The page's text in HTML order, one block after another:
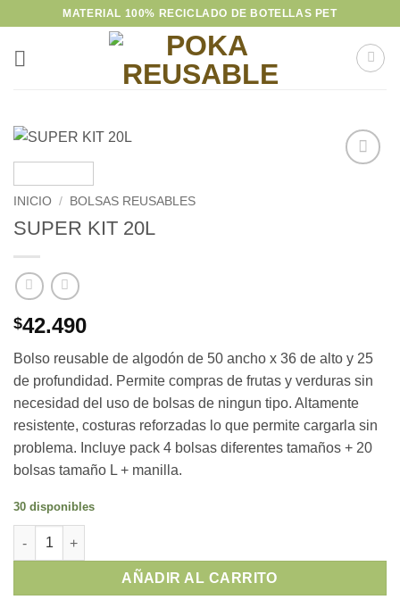
contenido
MATERIAL 100% RECICLADO DE BOTELLAS PET
INICIO / BOLSAS REUSABLES
SUPER KIT 20L
$42.490
Bolso reusable de algodón de 50 ancho x 36 de alto y 25
de profundidad. Permite compras de frutas y verduras sin
necesidad del uso de bolsas de ningun tipo. Altamente
resistente, costuras reforzadas lo que permite cargarla sin
problema. Incluye pack 4 bolsas diferentes tamaños + 20
bolsas tamaño L + manilla.
30 disponibles
SUPER KIT 20L cantidad
AÑADIR AL CARRITO